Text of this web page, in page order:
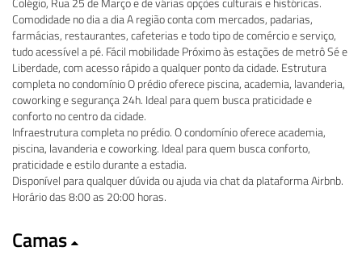
Comodidade no dia a dia A região conta com mercados, padarias,
farmácias, restaurantes, cafeterias e todo tipo de comércio e serviço,
tudo acessível a pé. Fácil mobilidade Próximo às estações de metrô Sé e
Liberdade, com acesso rápido a qualquer ponto da cidade. Estrutura
completa no condomínio O prédio oferece piscina, academia, lavanderia,
coworking e segurança 24h. Ideal para quem busca praticidade e
conforto no centro da cidade.
Infraestrutura completa no prédio. O condomínio oferece academia,
piscina, lavanderia e coworking. Ideal para quem busca conforto,
praticidade e estilo durante a estadia.
Disponível para qualquer dúvida ou ajuda via chat da plataforma Airbnb.
Horário das 8:00 as 20:00 horas.
Camas